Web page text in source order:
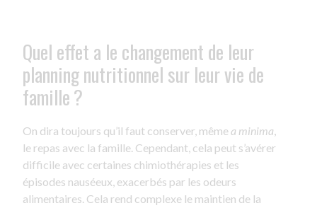
Quel effet a le changement de leur
planning nutritionnel sur leur vie de
famille ?
On dira toujours qu’il faut conserver, mêmea minima,
le repas avec la famille. Cependant, cela peut s’avérer
difficile avec certaines chimiothérapies et les
épisodes nauséeux, exacerbés par les odeurs
alimentaires. Cela rend complexe le maintien de la